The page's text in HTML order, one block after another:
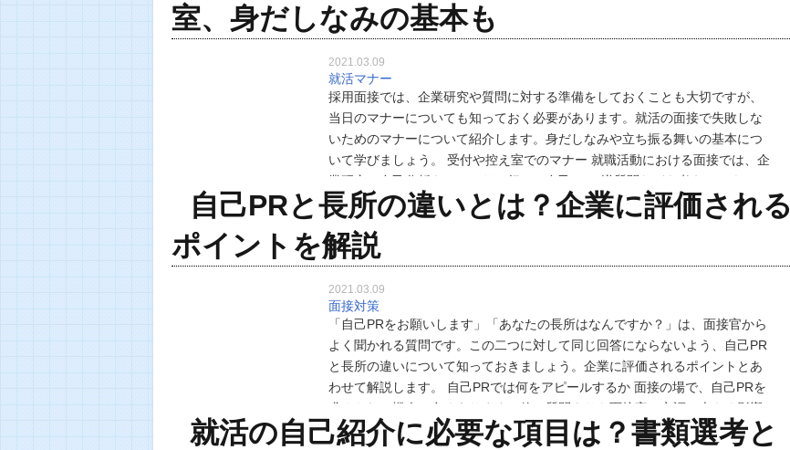
室、身だしなみの基本も
2021.03.09
就活マナー
採用面接では、企業研究や質問に対する準備をしておくことも大切ですが、
当日のマナーについても知っておく必要があります。就活の面接で失敗しな
いためのマナーについて紹介します。身だしなみや立ち振る舞いの基本につ
いて学びましょう。 受付や控え室でのマナー 就職活動における面接では、企
業研究や自己分析をしっかりと行い、自己PRや逆質問などを考えておくこと
も重要ですが、マナーを軽視することはできません。 …
自己PRと長所の違いとは？企業に評価される
ポイントを解説
2021.03.09
面接対策
「自己PRをお願いします」「あなたの長所はなんですか？」は、面接官から
よく聞かれる質問です。この二つに対して同じ回答にならないよう、自己PR
と長所の違いについて知っておきましょう。企業に評価されるポイントとあ
わせて解説します。 自己PRでは何をアピールするか 面接の場で、自己PRを
求められる機会は多くあります。他の質問よりも面接官の心証に大きく影響
するため、自己PRが成功すればそれだけ採用の近道…
就活の自己紹介に必要な項目は？書類選考と